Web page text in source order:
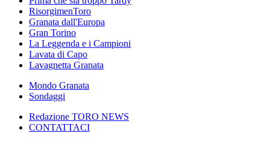
RisorgimenToro
Granata dall'Europa
Gran Torino
La Leggenda e i Campioni
Lavata di Capo
Lavagnetta Granata
Mondo Granata
Sondaggi
Redazione TORO NEWS
CONTATTACI